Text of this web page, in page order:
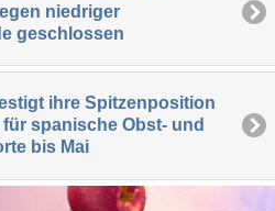
niedriger
geschlossen
ihre Spitzenposition
spanische Obst- und
bis Mai